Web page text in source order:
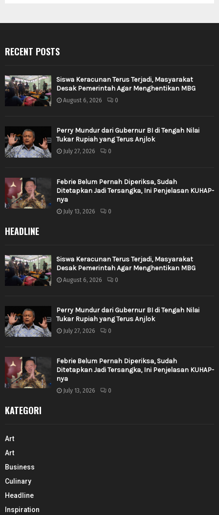
RECENT POSTS
Siswa Keracunan Terus Terjadi, Masyarakat
Desak Pemerintah Agar Menghentikan MBG
August 6, 2026 0
Perry Mundur dari Gubernur BI di Tengah Nilai
Tukar Rupiah yang Terus Anjlok
July 27, 2026 0
Febrie Belum Pernah Diperiksa, Sudah
Ditetapkan Jadi Tersangka, Ini Penjelasan KUHAP-
nya
July 13, 2026 0
HEADLINE
Siswa Keracunan Terus Terjadi, Masyarakat
Desak Pemerintah Agar Menghentikan MBG
August 6, 2026 0
Perry Mundur dari Gubernur BI di Tengah Nilai
Tukar Rupiah yang Terus Anjlok
July 27, 2026 0
Febrie Belum Pernah Diperiksa, Sudah
Ditetapkan Jadi Tersangka, Ini Penjelasan KUHAP-
nya
July 13, 2026 0
KATEGORI
Art
Art
Business
Culinary
Headline
Inspiration